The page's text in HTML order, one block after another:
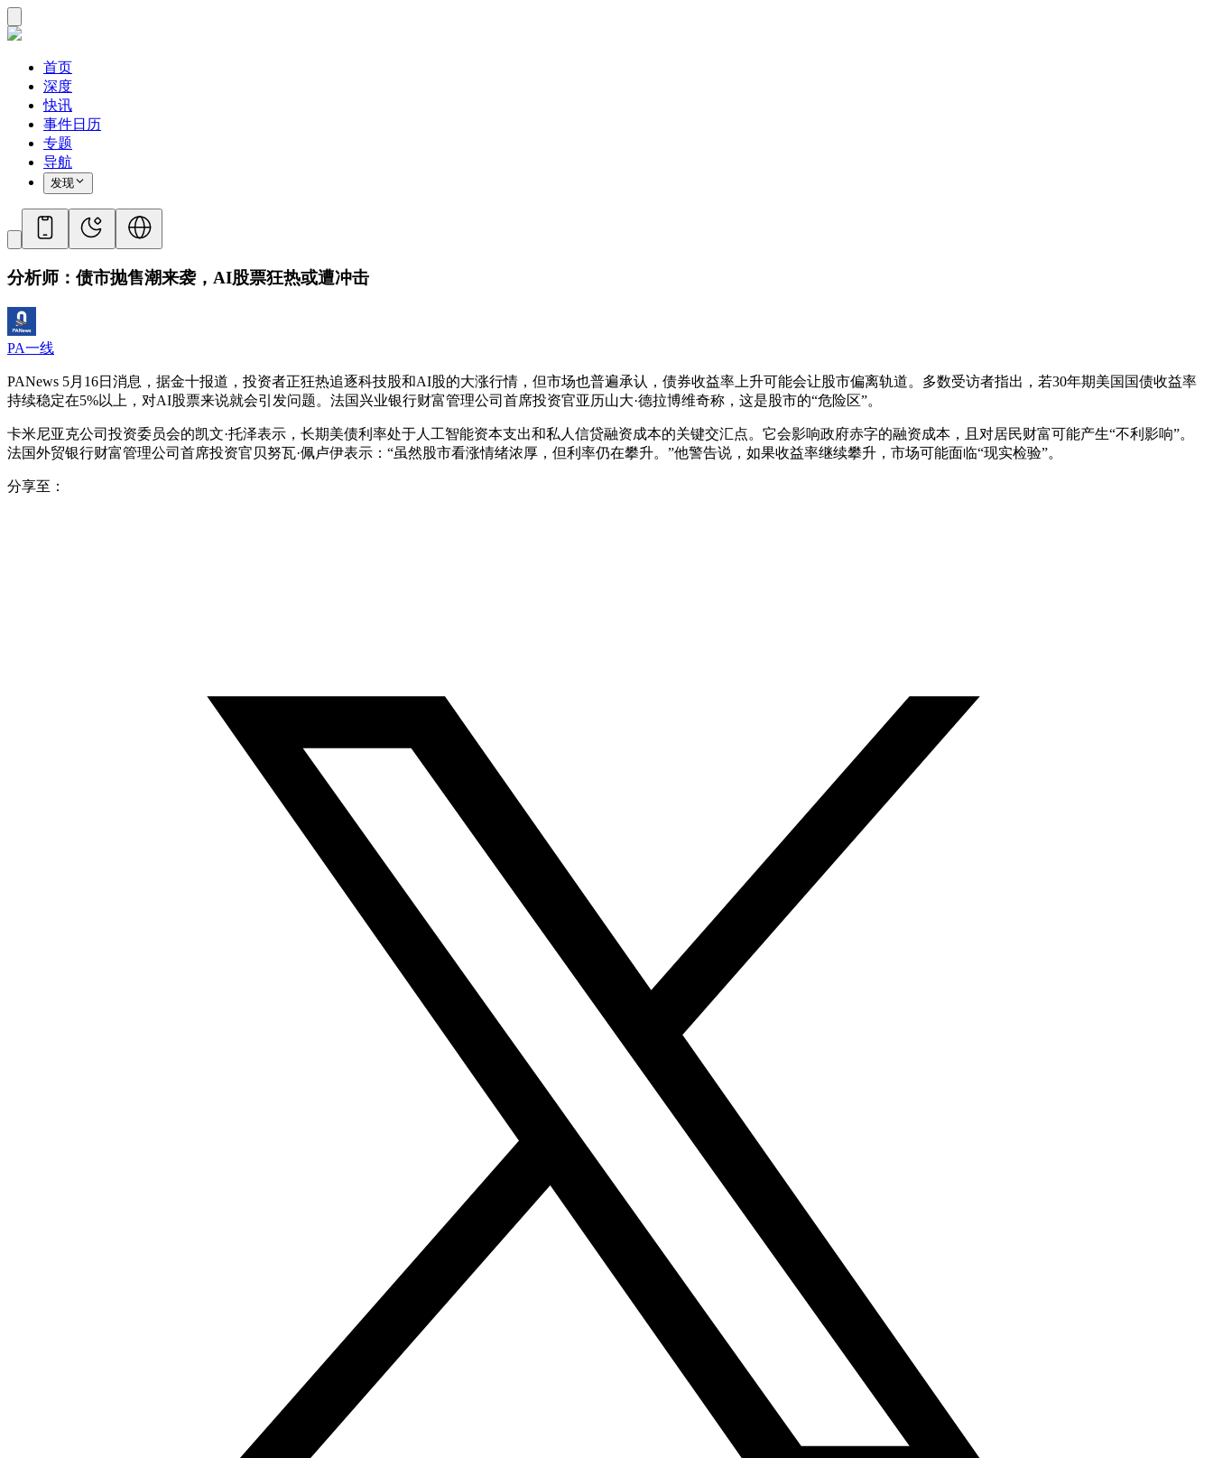
首页
深度
快讯
事件日历
专题
导航
发现
分析师：债市抛售潮来袭，AI股票狂热或遭冲击
PA一线
PANews 5月16日消息，据金十报道，投资者正狂热追逐科技股和AI股的大涨行情，但市场也普遍承认，债券收益率上升可能会让股市偏离轨道。多数受访者指出，若30年期美国国债收益率
持续稳定在5%以上，对AI股票来说就会引发问题。法国兴业银行财富管理公司首席投资官亚历山大·德拉博维奇称，这是股市的“危险区”。
卡米尼亚克公司投资委员会的凯文·托泽表示，长期美债利率处于人工智能资本支出和私人信贷融资成本的关键交汇点。它会影响政府赤字的融资成本，且对居民财富可能产生“不利影响”。
法国外贸银行财富管理公司首席投资官贝努瓦·佩卢伊表示：“虽然股市看涨情绪浓厚，但利率仍在攀升。”他警告说，如果收益率继续攀升，市场可能面临“现实检验”。
分享至：